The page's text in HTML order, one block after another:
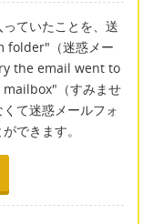
ていたことを、送
folder"（迷惑メー
the email went to
（すみませ
て迷惑メールフォ
できます。